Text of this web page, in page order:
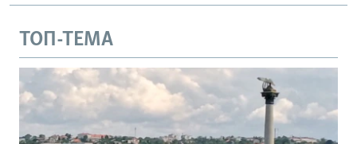
ТОП-ТЕМА